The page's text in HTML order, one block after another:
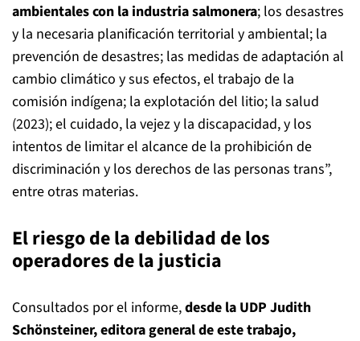
ambientales con la industria salmonera; los desastres
y la necesaria planificación territorial y ambiental; la
prevención de desastres; las medidas de adaptación al
cambio climático y sus efectos, el trabajo de la
comisión indígena; la explotación del litio; la salud
(2023); el cuidado, la vejez y la discapacidad, y los
intentos de limitar el alcance de la prohibición de
discriminación y los derechos de las personas trans”,
entre otras materias.
El riesgo de la debilidad de los
operadores de la justicia
Consultados por el informe,desde la UDP Judith
Schönsteiner, editora general de este trabajo,